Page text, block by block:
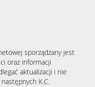
sporządzany jest
oraz informacji
aktualizacji i nie
K.C.